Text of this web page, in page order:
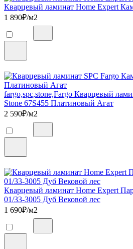
Кварцевый ламинат Home Expert
1 890₽/м2
fargo,spc,stone,Fargo Кварцевый
Stone 67S455 Платиновый Агат
2 590₽/м2
Кварцевый ламинат Home Expert
01/33-3005 Дуб Вековой лес
1 690₽/м2